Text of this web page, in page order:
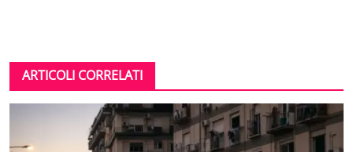
ARTICOLI CORRELATI